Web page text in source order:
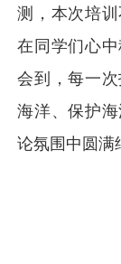
测，本次培
在同学们心
会到，每一
海洋、保护
论氛围中圆满